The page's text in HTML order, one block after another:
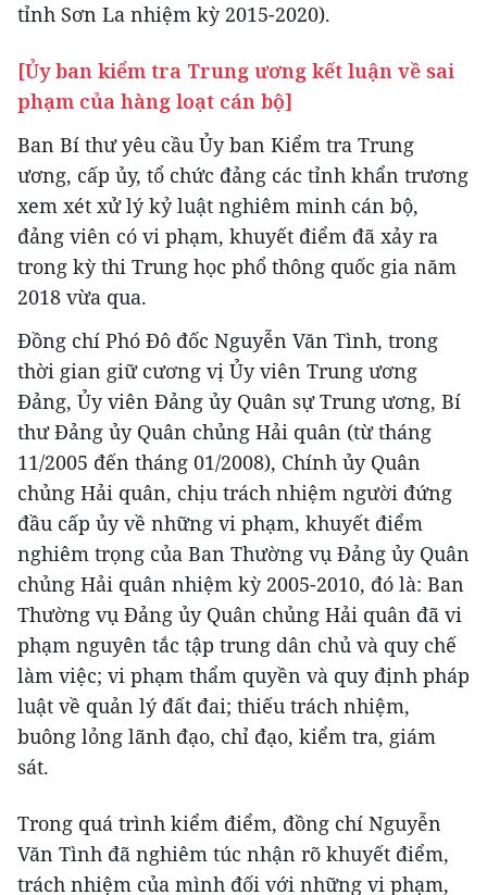
tỉnh Sơn La nhiệm kỳ 2015-2020).
[Ủy ban kiểm tra Trung ương kết luận về sai
phạm của hàng loạt cán bộ]
Ban Bí thư yêu cầu Ủy ban Kiểm tra Trung
ương, cấp ủy, tổ chức đảng các tỉnh khẩn trương
xem xét xử lý kỷ luật nghiêm minh cán bộ,
đảng viên có vi phạm, khuyết điểm đã xảy ra
trong kỳ thi Trung học phổ thông quốc gia năm
2018 vừa qua.
Đồng chí Phó Đô đốc Nguyễn Văn Tình, trong
thời gian giữ cương vị Ủy viên Trung ương
Đảng, Ủy viên Đảng ủy Quân sự Trung ương, Bí
thư Đảng ủy Quân chủng Hải quân (từ tháng
11/2005 đến tháng 01/2008), Chính ủy Quân
chủng Hải quân, chịu trách nhiệm người đứng
đầu cấp ủy về những vi phạm, khuyết điểm
nghiêm trọng của Ban Thường vụ Đảng ủy Quân
chủng Hải quân nhiệm kỳ 2005-2010, đó là: Ban
Thường vụ Đảng ủy Quân chủng Hải quân đã vi
phạm nguyên tắc tập trung dân chủ và quy chế
làm việc; vi phạm thẩm quyền và quy định pháp
luật về quản lý đất đai; thiếu trách nhiệm,
buông lỏng lãnh đạo, chỉ đạo, kiểm tra, giám
sát.
Trong quá trình kiểm điểm, đồng chí Nguyễn
Văn Tình đã nghiêm túc nhận rõ khuyết điểm,
trách nhiệm của mình đối với những vi phạm,